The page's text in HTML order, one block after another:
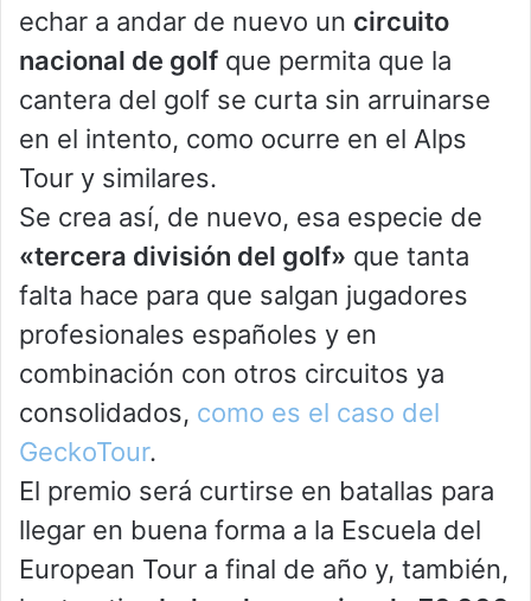
echar a andar de nuevo un circuito
nacional de golf que permita que la
cantera del golf se curta sin arruinarse
en el intento, como ocurre en el Alps
Tour y similares.
Se crea así, de nuevo, esa especie de
«tercera división del golf» que tanta
falta hace para que salgan jugadores
profesionales españoles y en
combinación con otros circuitos ya
consolidados, como es el caso del
GeckoTour.
El premio será curtirse en batallas para
llegar en buena forma a la Escuela del
European Tour a final de año y, también,